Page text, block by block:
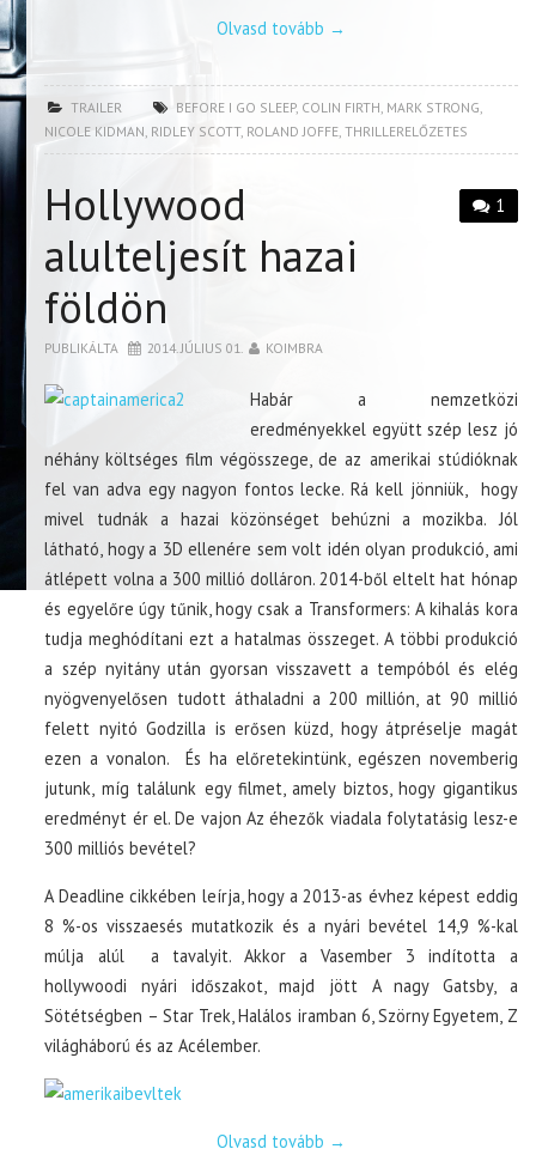
Olvasd tovább →
TRAILER BEFORE I GO SLEEP, COLIN FIRTH, MARK STRONG,
NICOLE KIDMAN, RIDLEY SCOTT, ROLAND JOFFE,THRILLERELŐZETES
1
Hollywood
alulteljesít hazai
földön
PUBLIKÁLTA 2014. JÚLIUS 01. KOIMBRA
Habár a nemzetközi
eredményekkel együtt szép lesz jó
néhány költséges film végösszege, de az amerikai stúdióknak
fel van adva egy nagyon fontos lecke. Rá kell jönniük, hogy
mivel tudnák a hazai közönséget behúzni a mozikba. Jól
látható, hogy a 3D ellenére sem volt idén olyan produkció, ami
átlépett volna a 300 millió dolláron. 2014-ből eltelt hat hónap
és egyelőre úgy tűnik, hogy csak a Transformers: A kihalás kora
tudja meghódítani ezt a hatalmas összeget. A többi produkció
a szép nyitány után gyorsan visszavett a tempóból és elég
nyögvenyelősen tudott áthaladni a 200 millión, at 90 millió
felett nyitó Godzilla is erősen küzd, hogy átpréselje magát
ezen a vonalon. És ha előretekintünk, egészen novemberig
jutunk, míg találunk egy filmet, amely biztos, hogy gigantikus
eredményt ér el. De vajon Az éhezők viadala folytatásig lesz-e
300 milliós bevétel?
A Deadline cikkében leírja, hogy a 2013-as évhez képest eddig
8 %-os visszaesés mutatkozik és a nyári bevétel 14,9 %-kal
múlja alúl a tavalyit. Akkor a Vasember 3 indította a
hollywoodi nyári időszakot, majd jött A nagy Gatsby, a
Sötétségben – Star Trek, Halálos iramban 6, Szörny Egyetem, Z
világháború és az Acélember.
Olvasd tovább →